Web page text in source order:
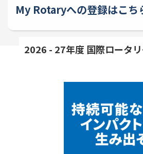
My Rotaryへの登録はこち
2026 - 27年度 国際ロータ